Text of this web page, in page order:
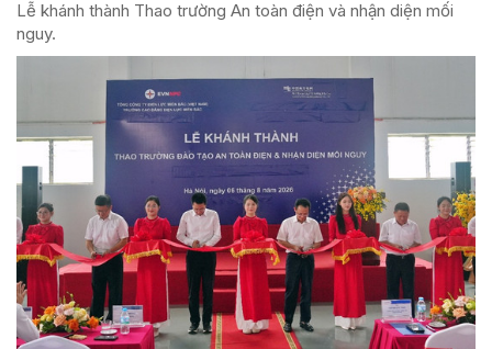
Lễ khánh thành Thao trường An toàn điện và nhận diện mối
nguy.